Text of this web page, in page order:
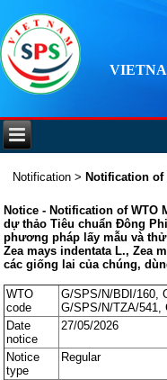
Notification > Notification of
Notice - Notification of WTO
dự thảo Tiêu chuẩn Đông
phương pháp lấy mẫu và
Zea mays indentata L., Zea
các giống lai của chúng,
WTO
code
G/SPS/N/BDI/160,
G/SPS/N/TZA/541,
Date
notice
27/05/2026
Notice
type
Regular